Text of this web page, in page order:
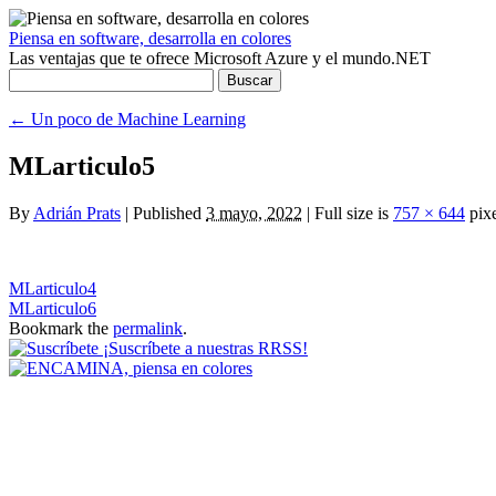
Piensa en software, desarrolla en colores
Las ventajas que te ofrece Microsoft Azure y el mundo.NET
← Un poco de Machine Learning
MLarticulo5
By Adrián Prats | Published 3 mayo, 2022 | Full size is 757 × 644
MLarticulo4
MLarticulo6
Bookmark the permalink.
¡Suscríbete a nuestras RRSS!